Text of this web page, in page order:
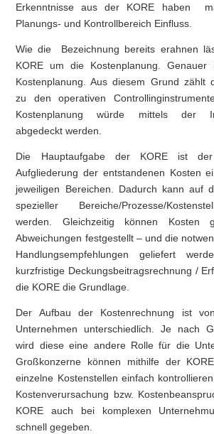
Erkenntnisse aus der KORE haben
Planungs- und Kontrollbereich Einfluss.
Wie die Bezeichnung bereits erahnen
KORE um die Kostenplanung. Genauer
Kostenplanung. Aus diesem Grund zählt
zu den operativen
Kostenplanung würde mittels der
abgedeckt werden.
Die Hauptaufgabe der KORE ist
Aufgliederung der entstandenen Kosten
jeweiligen Bereichen. Dadurch kann auf
spezieller Bereiche/Prozesse/
werden. Gleichzeitig können Kosten
Abweichungen festgestellt – und die
Handlungsempfehlungen geliefert
kurzfristige Deckungsbeitragsrechnung /
die KORE die Grundlage.
Der Aufbau der Kostenrechnung ist
Unternehmen unterschiedlich. Je nach
wird diese eine andere Rolle für die
Großkonzerne können mithilfe der
einzelne Kostenstellen einfach
Kostenverursachung bzw.
KORE auch bei komplexen
schnell gegeben.